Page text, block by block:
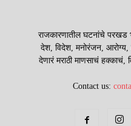
राजकारणातील घटनांचे परखड
देश, विदेश, मनोरंजन, आरोग्य,
देणारं मराठी माणसाचं हक्काचं,
Contact us: